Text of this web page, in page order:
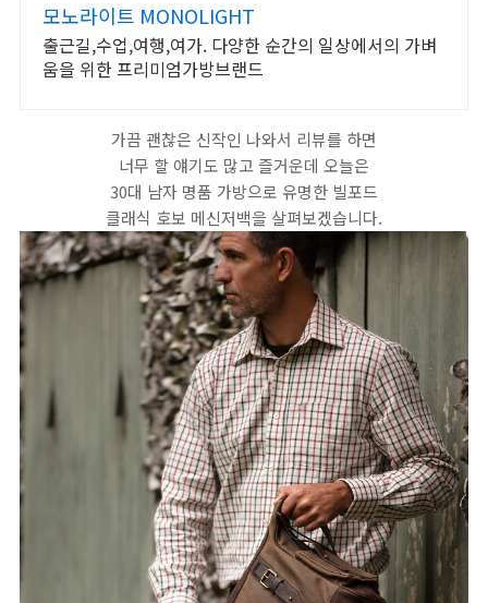
모노라이트 MONOLIGHT
출근길,수업,여행,여가. 다양한 순간의 일상에서의 가벼
움을 위한 프리미엄가방브랜드
가끔 괜찮은 신작인 나와서 리뷰를 하면
너무 할 얘기도 많고 즐거운데 오늘은
30대 남자 명품 가방으로 유명한 빌포드
클래식 호보 메신저백을 살펴보겠습니다.